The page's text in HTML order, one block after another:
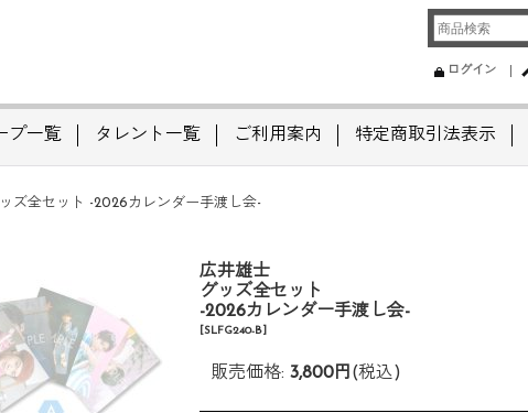
ログイン
プ一覧 タレント一覧 ご利用案内 特定商取引法表示
ズ全セット -2026カレンダー手渡し会-
広井雄士
グッズ全セット
-2026カレンダー手渡し会-
[SLFG240-B]
販売価格: 3,800円 (税込)